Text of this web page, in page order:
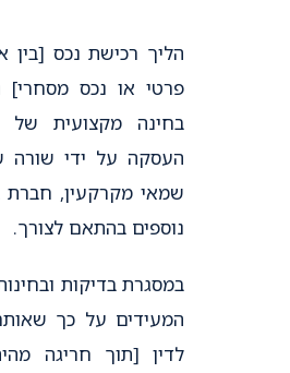
הליך רכישת נכס [בין
פרטי או נכס
בחינה מקצועית של
העסקה על ידי שורה
שמאי מקרקעין, חברת
נוספים בהתאם לצורך.
במסגרת בדיקות
המעידים על כך
לדין [תוך חריגה